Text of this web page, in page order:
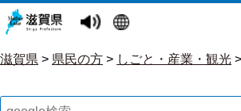
滋賀県 > 県民の方 > しごと・産業・観光 >